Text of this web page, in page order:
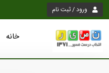
ورود / ثبت نام
خانه